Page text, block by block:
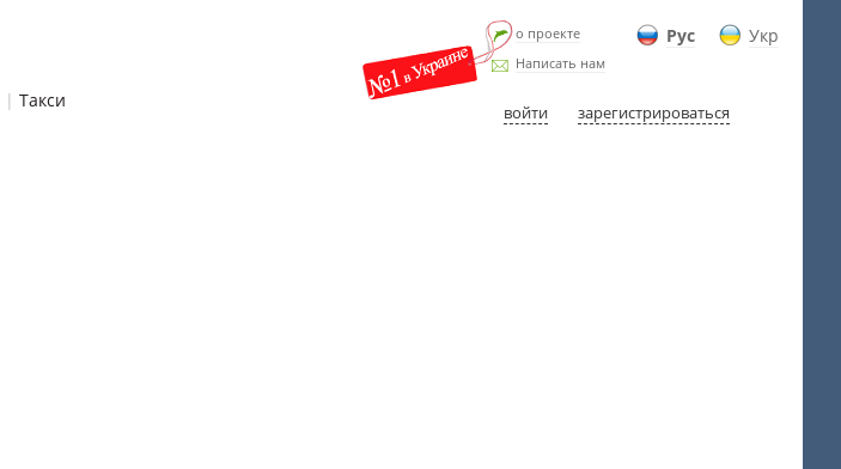
Рус Укр
о проекте
Написать нам
войти зарегистрироваться
| Такси